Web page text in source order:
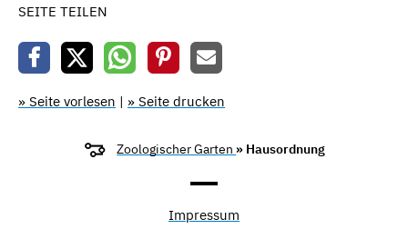
SEITE TEILEN
» Seite vorlesen | » Seite drucken
Zoologischer Garten » Hausordnung
Impressum